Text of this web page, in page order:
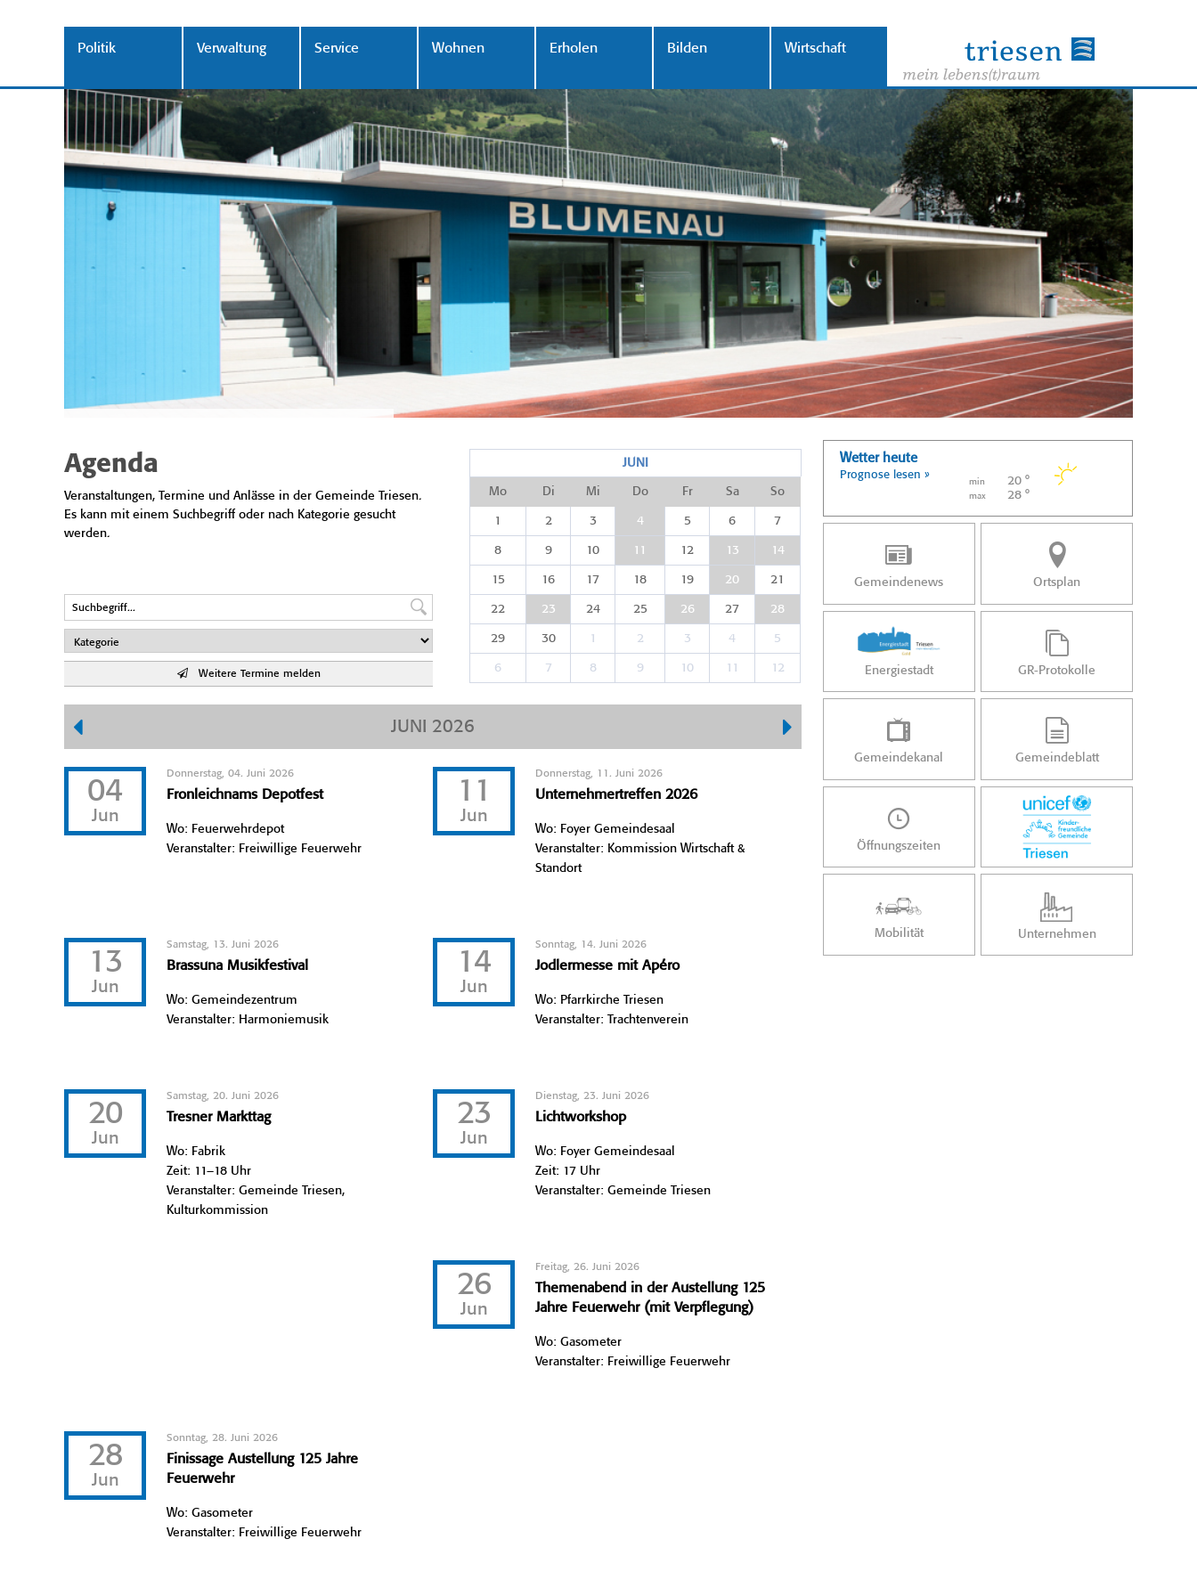
Politik Verwaltung Service Wohnen Erholen Bilden Wirtschaft
Agenda
Veranstaltungen, Termine und Anlässe in der Gemeinde Triesen.
Es kann mit einem Suchbegriff oder nach Kategorie gesucht
werden.
Weitere Termine melden
JUNI
Mo Di Mi Do Fr Sa So
1 2 3 4 5 6 7
8 9 10 11 12 13 14
15 16 17 18 19 20 21
22 23 24 25 26 27 28
29 30 1 2 3 4 5
6 7 8 9 10 11 12
JUNI 2026
04
Jun
Donnerstag, 04. Juni 2026
Fronleichnams Depotfest
Wo: Feuerwehrdepot
Veranstalter: Freiwillige Feuerwehr
11
Jun
Donnerstag, 11. Juni 2026
Unternehmertreffen 2026
Wo: Foyer Gemeindesaal
Veranstalter: Kommission Wirtschaft &
Standort
13
Jun
Samstag, 13. Juni 2026
Brassuna Musikfestival
Wo: Gemeindezentrum
Veranstalter: Harmoniemusik
14
Jun
Sonntag, 14. Juni 2026
Jodlermesse mit Apéro
Wo: Pfarrkirche Triesen
Veranstalter: Trachtenverein
20
Jun
Samstag, 20. Juni 2026
Tresner Markttag
Wo: Fabrik
Zeit: 11–18 Uhr
Veranstalter: Gemeinde Triesen,
Kulturkommission
23
Jun
Dienstag, 23. Juni 2026
Lichtworkshop
Wo: Foyer Gemeindesaal
Zeit: 17 Uhr
Veranstalter: Gemeinde Triesen
26
Jun
Freitag, 26. Juni 2026
Themenabend in der Austellung 125
Jahre Feuerwehr (mit Verpflegung)
Wo: Gasometer
Veranstalter: Freiwillige Feuerwehr
28
Jun
Sonntag, 28. Juni 2026
Finissage Austellung 125 Jahre
Feuerwehr
Wo: Gasometer
Veranstalter: Freiwillige Feuerwehr
Wetter heute
Prognose lesen »
min 20 °
max 28 °
Gemeindenews Ortsplan
Energiestadt GR-Protokolle
Gemeindekanal Gemeindeblatt
Öffnungszeiten
Mobilität Unternehmen